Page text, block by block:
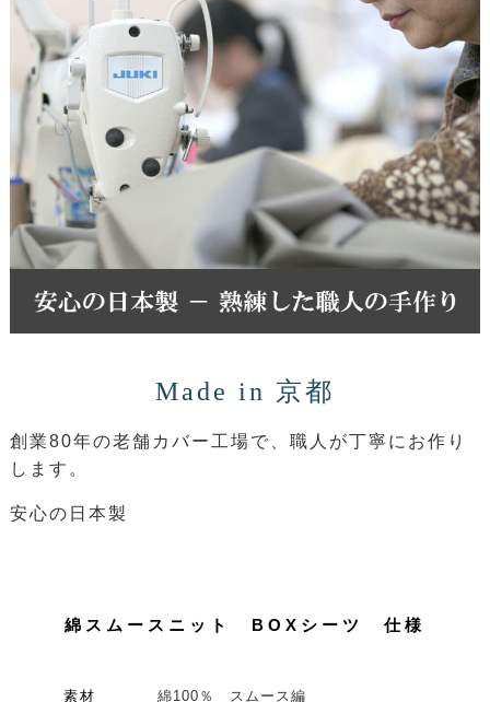
Made in 京都
創業80年の老舗カバー工場で、職人が丁寧にお作り
します。
安心の日本製
綿スムースニット BOXシーツ 仕様
素材 綿100％ スムース編